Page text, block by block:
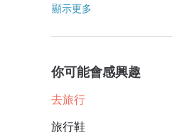
顯示更多
你可能會感興趣
去旅行
旅行鞋